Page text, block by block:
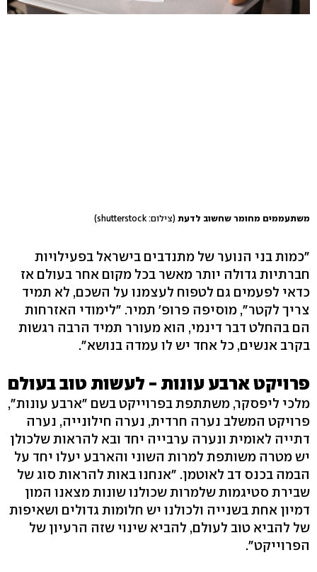
משתעממים מחומר שחשוב לדעת (צילום: shutterstock)
"כמות בני הנוער של מתנדבים בישראל בפעילויות
חברתיות גדולה יותר מאשר בכל מקום אחר בעולם אז
כדאי לפעמים גם לטפוח לעצמנו על השכם, לא תמיד
צריך לקטר", מוסיפה פרופ' תמיר. "לימודי האזרחות
הם בהחלט דבר דינמי, הוא מעורר תמיד הרבה רגשות
בקרב אנשים, כל אחד יש לו עמדה בנושא".
פרויקט ארבע עונות - לעשות טוב בעולם
מלכי ליפסקר, משתתפת בפרוייקט בשם "ארבע עונות",
פרויקט המשלב נערה חרדית, נערה חילונייה, נערה
דתייה לאומית ונערה ערבייה יחד ובא להראות שלכולן
יש מטרה משותפת למרות השוני והארבע יעלו יחד על
הבמה בכנס דב לאוטמן. "אנחנו באות להראות סוג של
שבירת סטיגמות שלמרות שכולנו שונות מצאנו המון
דמיון אחת בשנייה ולכולנו יש חלומות גדולים ושאיפות
של להביא טוב לעולם, להביא שינוי שזה הרעיון של
הפרוייקט".